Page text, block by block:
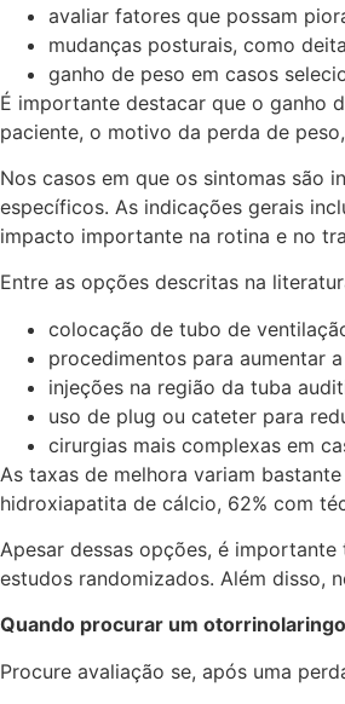
avaliar fatores que possam
mudanças posturais, como
ganho de peso em casos
É importante destacar que o ganho
paciente, o motivo da perda de
Nos casos em que os sintomas são
específicos. As indicações gerais
impacto importante na rotina e no
Entre as opções descritas na
colocação de tubo de
procedimentos para aumentar
injeções na região da tuba
uso de plug ou cateter para
cirurgias mais complexas em
As taxas de melhora variam
hidroxiapatita de cálcio, 62% com
Apesar dessas opções, é
estudos randomizados. Além disso,
Quando procurar um
Procure avaliação se, após uma